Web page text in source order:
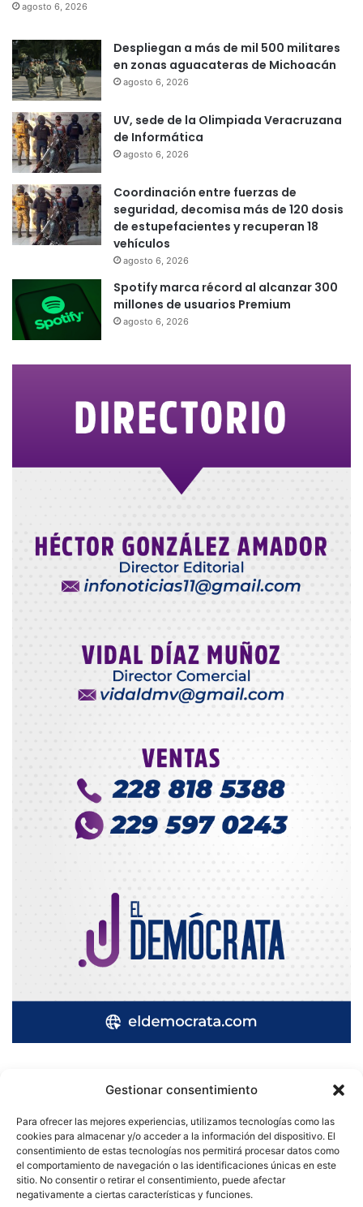
Gestionar consentimiento
Para ofrecer las mejores experiencias, utilizamos tecnologías como las
cookies para almacenar y/o acceder a la información del dispositivo. El
consentimiento de estas tecnologías nos permitirá procesar datos como
el comportamiento de navegación o las identificaciones únicas en este
sitio. No consentir o retirar el consentimiento, puede afectar
negativamente a ciertas características y funciones.
agosto 6, 2026
Despliegan a más de mil 500 militares
en zonas aguacateras de Michoacán
agosto 6, 2026
UV, sede de la Olimpiada Veracruzana
de Informática
agosto 6, 2026
Coordinación entre fuerzas de
seguridad, decomisa más de 120 dosis
de estupefacientes y recuperan 18
vehículos
agosto 6, 2026
Spotify marca récord al alcanzar 300
millones de usuarios Premium
agosto 6, 2026
derechos reservados
|Aviso de Privacidad|Política de Cookies|Defensoría de la
Audiencia|